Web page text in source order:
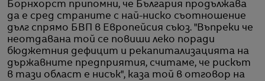
Борнхорст припомни, че България продължава
да е сред страните с най-ниско съотношение
дълг спрямо БВП в Европейсия съюз. "Въпреки че
неотдавана той се повиши леко поради
бюджетния дефицит и рекапитализацията на
държавните предприятия, считаме, че рискът
в тази област е нисък", каза той в отговор на